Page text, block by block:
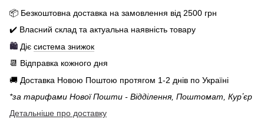
📦 Безкоштовна доставка на замовлення від 2500 грн
✔️ Власний склад та актуальна наявність товару
🛍️ Діє система знижок
📆 Відправка кожного дня
🚚 Доставка Новою Поштою протягом 1-2 днів по Україні
*за тарифами Нової Пошти - Відділення, Поштомат, Курʼєр
Детальніше про доставку